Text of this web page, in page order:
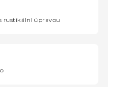
rustikální úpravou